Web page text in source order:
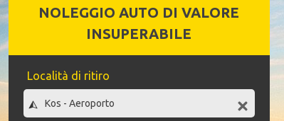
NOLEGGIO AUTO DI VALORE
INSUPERABILE
Località di ritiro